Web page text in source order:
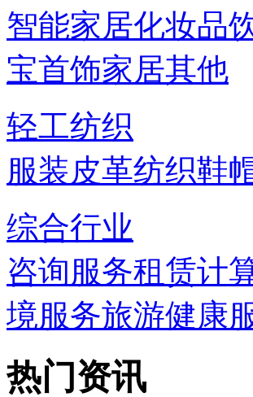
智能家居化妆品
宝首饰家居其他
轻工纺织
服装皮革纺织鞋
综合行业
咨询服务租赁计
境服务旅游健康
热门资讯